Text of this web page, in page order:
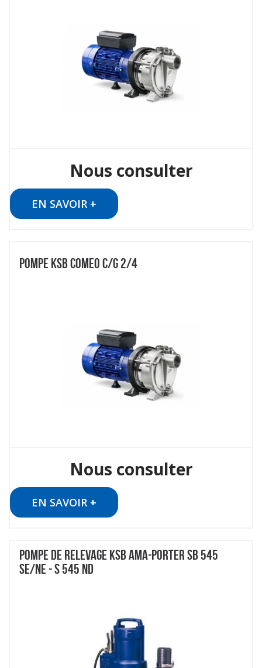
Nous consulter
EN SAVOIR +
POMPE KSB COMEO C/G 2/4
Nous consulter
EN SAVOIR +
POMPE DE RELEVAGE KSB AMA-PORTER SB 545
SE/NE - S 545 ND